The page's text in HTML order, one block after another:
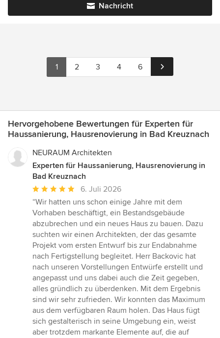
Nachricht
1 2 3 4 6
Hervorgehobene Bewertungen für Experten für
Haussanierung, Hausrenovierung in Bad Kreuznach
NEURAUM Architekten
Experten für Haussanierung, Hausrenovierung in
Bad Kreuznach
Durchschnittliche
Bewertung:
5
von
5
Sternen
6. Juli 2026
“Wir hatten uns schon einige Jahre mit dem
Vorhaben beschäftigt, ein Bestandsgebäude
abzubrechen und ein neues Haus zu bauen. Dazu
suchten wir einen Architekten, der das gesamte
Projekt vom ersten Entwurf bis zur Endabnahme
nach Fertigstellung begleitet. Herr Backovic hat
nach unseren Vorstellungen Entwürfe erstellt und
angepasst und uns dabei auch die Zeit gegeben,
alles gründlich zu überdenken. Mit dem Ergebnis
sind wir sehr zufrieden. Wir konnten das Maximum
aus dem verfügbaren Raum holen. Das Haus fügt
sich gestalterisch in seine Umgebung ein, weist
aber trotzdem markante Elemente auf, die auf